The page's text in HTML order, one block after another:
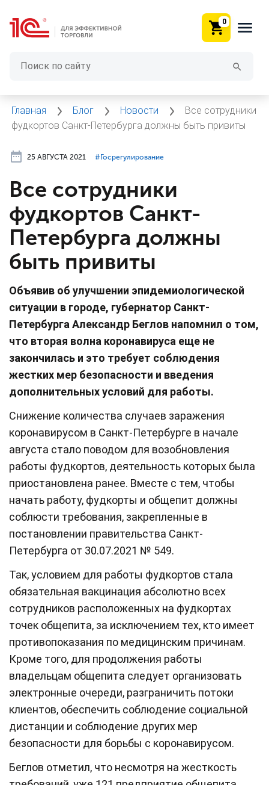
0
Главная Блог Новости
Все сотрудники
фудкортов Санкт-Петербурга должны быть привиты
25 АВГУСТА 2021 #⁣Госрегулирование
Все сотрудники
фудкортов Санкт-
Петербурга должны
быть привиты
Объявив об улучшении эпидемиологической
ситуации в городе, губернатор Санкт-
Петербурга Александр Беглов напомнил о том,
что вторая волна коронавируса еще не
закончилась и это требует соблюдения
жестких мер безопасности и введения
дополнительных условий для работы.
Снижение количества случаев заражения
коронавирусом в Санкт-Петербурге в начале
августа стало поводом для возобновления
работы фудкортов, деятельность которых была
приостановлена ранее. Вместе с тем, чтобы
начать работу, фудкорты и общепит должны
соблюсти требования, закрепленные в
постановлении правительства Санкт-
Петербурга от 30.07.2021 № 549.
Так, условием для работы фудкортов стала
обязательная вакцинация абсолютно всех
сотрудников расположенных на фудкортах
точек общепита, за исключением тех, кто имеет
противопоказания по медицинским причинам.
Кроме того, для продолжения работы
владельцам общепита следует организовать
электронные очереди, разграничить потоки
клиентов, обеспечить соблюдение социальной
дистанции и соблюдение других мер
безопасности для борьбы с коронавирусом.
Беглов отметил, что несмотря на жесткость